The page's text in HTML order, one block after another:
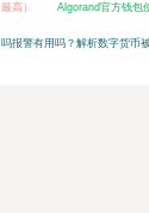
最高） Algorand官方钱包
吗报警有用吗？解析数字货币